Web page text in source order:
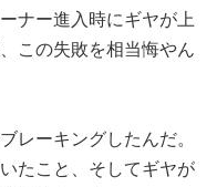
ナー進入時にギヤが上
この失敗を相当悔やん
レーキングしたんだ。
たこと、そしてギヤが